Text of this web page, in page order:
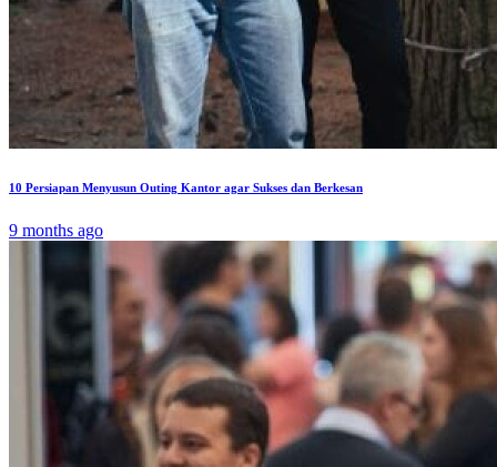
10 Persiapan Menyusun Outing Kantor agar Sukses dan Berkesan
9 months ago